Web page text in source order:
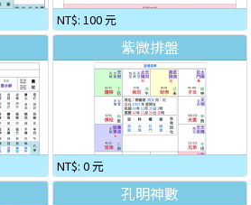
NT$: 100 元
紫微排盤
NT$: 0 元
孔明神數